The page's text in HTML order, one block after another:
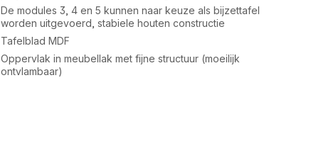
De modules 3, 4 en 5 kunnen naar keuze als bijzettafel
worden uitgevoerd, stabiele houten constructie
Tafelblad MDF
Oppervlak in meubellak met fijne structuur (moeilijk
ontvlambaar)